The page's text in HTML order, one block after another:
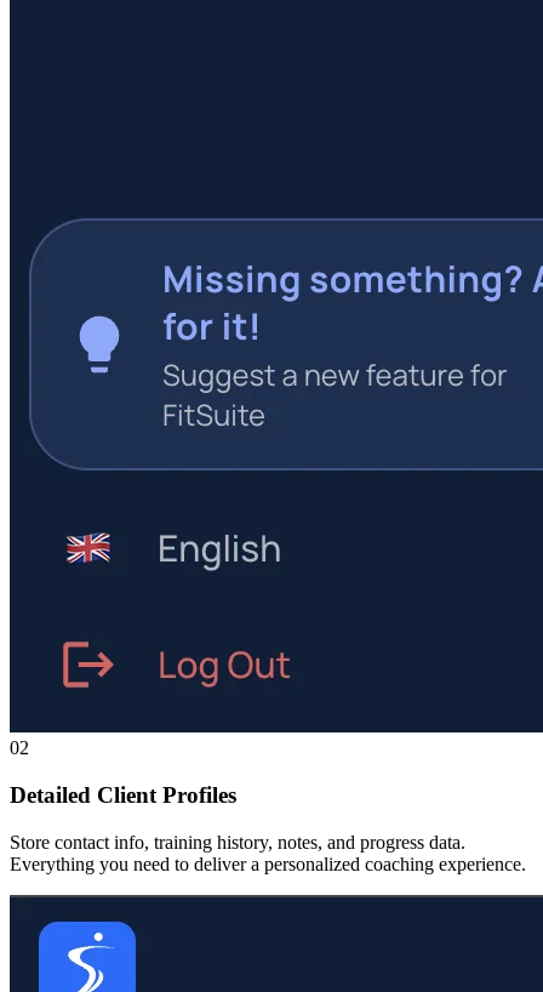
02
Detailed Client Profiles
Store contact info, training history, notes, and progress data.
Everything you need to deliver a personalized coaching experience.